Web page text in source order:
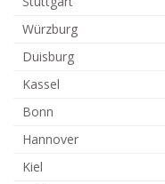
Würzburg
Duisburg
Kassel
Bonn
Hannover
Kiel